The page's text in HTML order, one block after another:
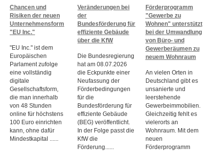
Chancen und
Risiken der neuen
Unternehmensform
"EU Inc."
"EU Inc." ist dem
Europäischen
Parlament zufolge
eine vollständig
digitale
Gesellschaftsform,
die man innerhalb
von 48 Stunden
online für höchstens
100 Euro einrichten
kann, ohne dafür
Mindestkapital ......
Veränderungen bei
der
Bundesförderung für
effiziente Gebäude
über die KfW
Die Bundesregierung
hat am 08.07.2026
die Eckpunkte einer
Neufassung der
Förderbedingungen
für die
Bundesförderung für
effiziente Gebäude
(BEG) veröffentlicht.
In der Folge passt die
KfW die
Förderung......
Förderprogramm
"Gewerbe zu
Wohnen" unterstützt
bei der Umwandlung
von Büro- und
Gewerberäumen zu
neuem Wohnraum
An vielen Orten in
Deutschland gibt es
unsanierte und
leerstehende
Gewerbeimmobilien.
Gleichzeitig fehlt es
vielerorts an
Wohnraum. Mit dem
neuen
Förderprogramm